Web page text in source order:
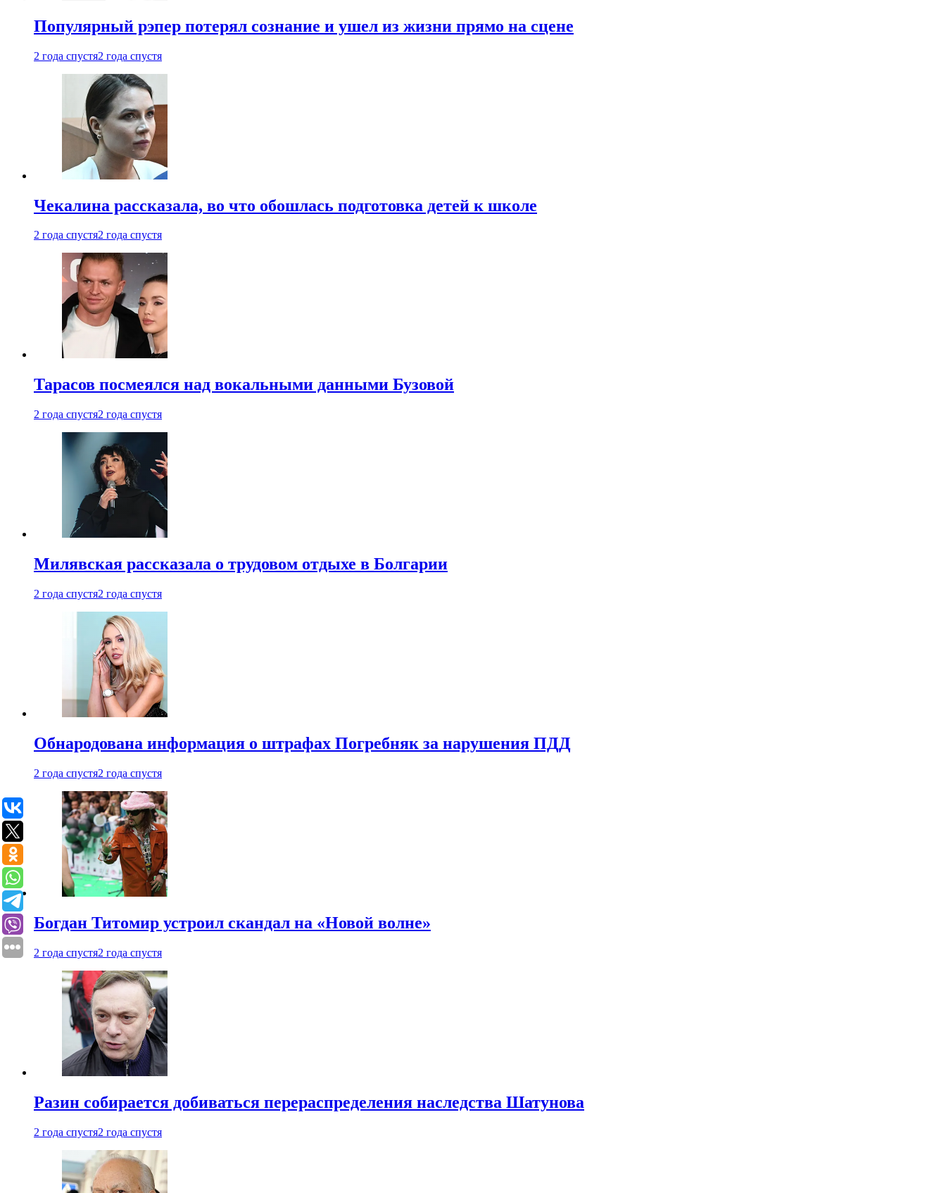
Популярный рэпер потерял сознание и ушел из жизни прямо на сцене
2 года спустя2 года спустя
Чекалина рассказала, во что обошлась подготовка детей к школе
2 года спустя2 года спустя
Тарасов посмеялся над вокальными данными Бузовой
2 года спустя2 года спустя
Милявская рассказала о трудовом отдыхе в Болгарии
2 года спустя2 года спустя
Обнародована информация о штрафах Погребняк за нарушения ПДД
2 года спустя2 года спустя
Богдан Титомир устроил скандал на «Новой волне»
2 года спустя2 года спустя
Разин собирается добиваться перераспределения наследства Шатунова
2 года спустя2 года спустя